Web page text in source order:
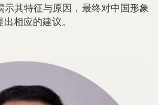
示其特征与原因，最终对中国形象
相应的建议。